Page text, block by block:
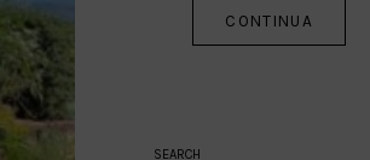
CONTINUA